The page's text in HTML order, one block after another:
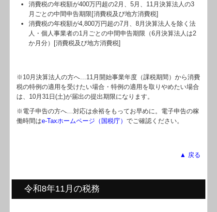
消費税の年税額が400万円超の2月、5月、11月決算法人の3
月ごとの中間申告期限[消費税及び地方消費税]
消費税の年税額が4,800万円超の7月、8月決算法人を除く法
人・個人事業者の1月ごとの中間申告期限（6月決算法人は2
か月分）[消費税及び地方消費税]
※10月決算法人の方へ…11月開始事業年度（課税期間）から消費
税の特例の適用を受けたい場合・特例の適用を取りやめたい場合
は、10月31日(土)が届出の提出期限になります。
※電子申告の方へ…対応は余裕をもってお早めに。電子申告の稼
働時間はe-Taxホームページ（国税庁）でご確認ください。
▲ 戻る
令和8年11月の税務